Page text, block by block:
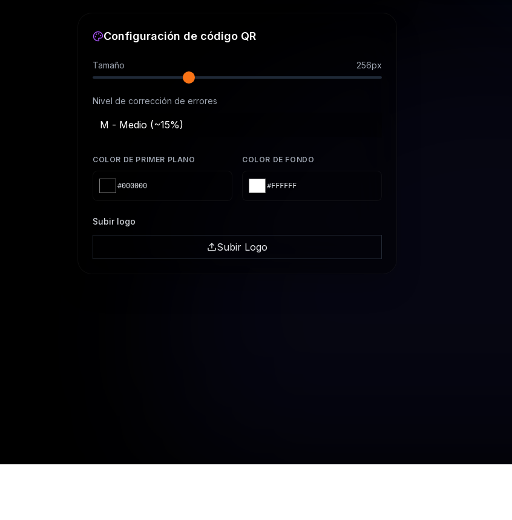
Configuración de código QR
Tamaño 256px
Nivel de corrección de errores
M - Medio (~15%)
COLOR DE PRIMER PLANO
#000000
COLOR DE FONDO
#FFFFFF
Subir logo
Subir Logo